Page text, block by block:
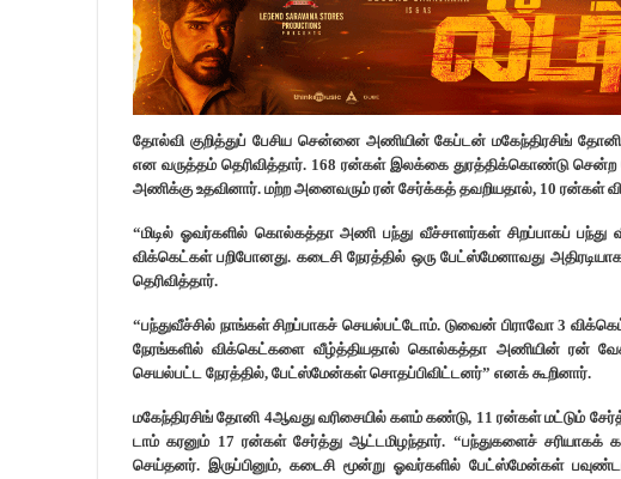
தோல்வி குறித்துப் பேசிய சென்னை அணியின் கேப்டன் மகேந்திரசிங்
என வருத்தம் தெரிவித்தார். 168 ரன்கள் இலக்கை துரத்திக்கொண்டு
அணிக்கு உதவினார். மற்ற அனைவரும் ரன் சேர்க்கத் தவறியதால், 10 ரன்கள்
“மிடில் ஓவர்களில் கொல்கத்தா அணி பந்து வீச்சாளர்கள் சிறப்பாகப்
விக்கெட்கள் பறிபோனது. கடைசி நேரத்தில் ஒரு பேட்ஸ்மேனாவது அதிரடியாக
தெரிவித்தார்.
“பந்துவீச்சில் நாங்கள் சிறப்பாகச் செயல்பட்டோம். டுவைன் பிராவோ 3
நேரங்களில் விக்கெட்களை வீழ்த்தியதால் கொல்கத்தா அணியின் ரன்
செயல்பட்ட நேரத்தில், பேட்ஸ்மேன்கள் சொதப்பிவிட்டனர்” எனக் கூறினார்.
மகேந்திரசிங் தோனி 4ஆவது வரிசையில் களம் கண்டு, 11 ரன்கள் மட்டும்
டாம் கரனும் 17 ரன்கள் சேர்த்து ஆட்டமிழந்தார். “பந்துகளைச் சரியாகக்
செய்தனர். இருப்பினும், கடைசி மூன்று ஓவர்களில் பேட்ஸ்மேன்கள்